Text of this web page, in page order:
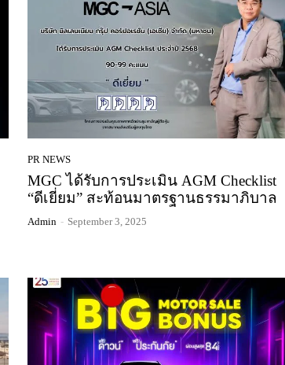
PR NEWS
MGC ได้รับการประเมิน AGM Checklist
“ดีเยี่ยม” สะท้อนมาตรฐานธรรมาภิบาล
Admin - September 3, 2025